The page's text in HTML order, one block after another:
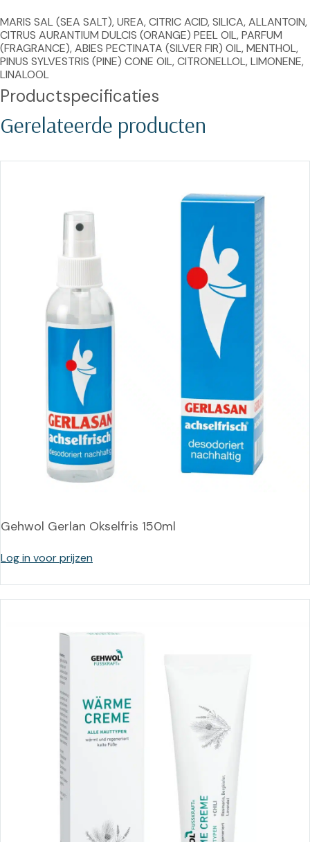
MARIS SAL (SEA SALT), UREA, CITRIC ACID, SILICA, ALLANTOIN,
CITRUS AURANTIUM DULCIS (ORANGE) PEEL OIL, PARFUM
(FRAGRANCE), ABIES PECTINATA (SILVER FIR) OIL, MENTHOL,
PINUS SYLVESTRIS (PINE) CONE OIL, CITRONELLOL, LIMONENE,
LINALOOL
Productspecificaties
Gerelateerde producten
Gehwol Gerlan Okselfris 150ml
Log in voor prijzen